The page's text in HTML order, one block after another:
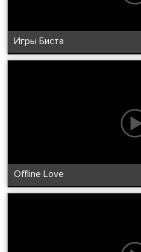
Игры Биста
Offline Love